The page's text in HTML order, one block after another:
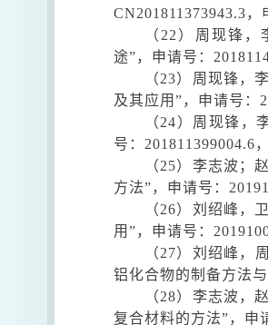
CN201811373943.3，
（ 22 ）周现锋，
途”，申请号：
（23）周现锋，
及其应用 ”，申请号：
（24）周现锋，
号： 201811399004.6
（25）李志波；
方法”，申请号：
（26）刘绍峰，
用 ”，申请号：
（27）刘绍峰，
铝化合物的制备方法
（28）李志波，
复合材料的方法”，申